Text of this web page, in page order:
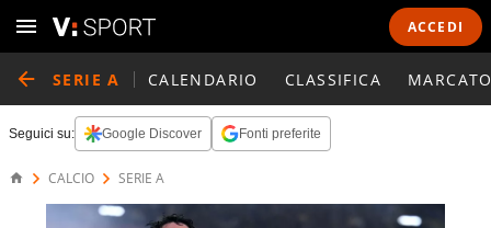
ACCEDI
SERIE A CALENDARIO CLASSIFICA
Seguici su: Google Discover Fonti preferite
CALCIO SERIE A